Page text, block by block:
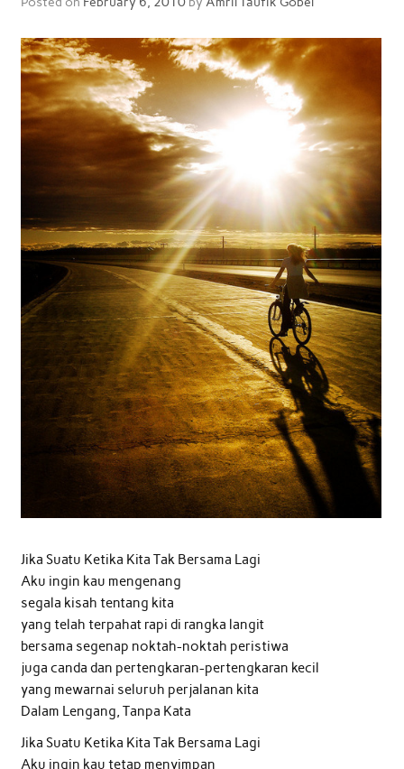
Jika Suatu Ketika Kita Tak Bersama Lagi
Aku ingin kau mengenang
segala kisah tentang kita
yang telah terpahat rapi di rangka langit
bersama segenap noktah-noktah peristiwa
juga canda dan pertengkaran-pertengkaran kecil
yang mewarnai seluruh perjalanan kita
Dalam Lengang, Tanpa Kata
Jika Suatu Ketika Kita Tak Bersama Lagi
Aku ingin kau tetap menyimpan